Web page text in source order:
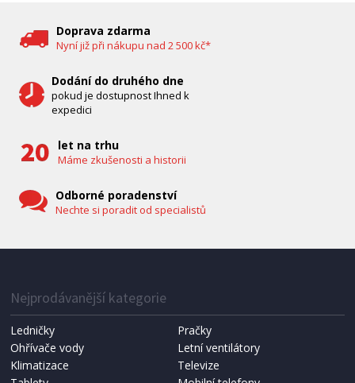
NÁHRADNÍ SÁČKY DO VYSAVAČE
Koma KRA-SB02S (Multi Bag, S-BAG SMS)
Doprava zdarma
Nyní již při nákupu nad 2 500 kč*
Dodání do druhého dne
pokud je dostupnost Ihned k
expedici
let na trhu
Máme zkušenosti a historii
Odborné poradenství
Nechte si poradit od specialistů
Nejprodávanější kategorie
Ledničky
Pračky
Ohřívače vody
Letní ventilátory
Klimatizace
Televize